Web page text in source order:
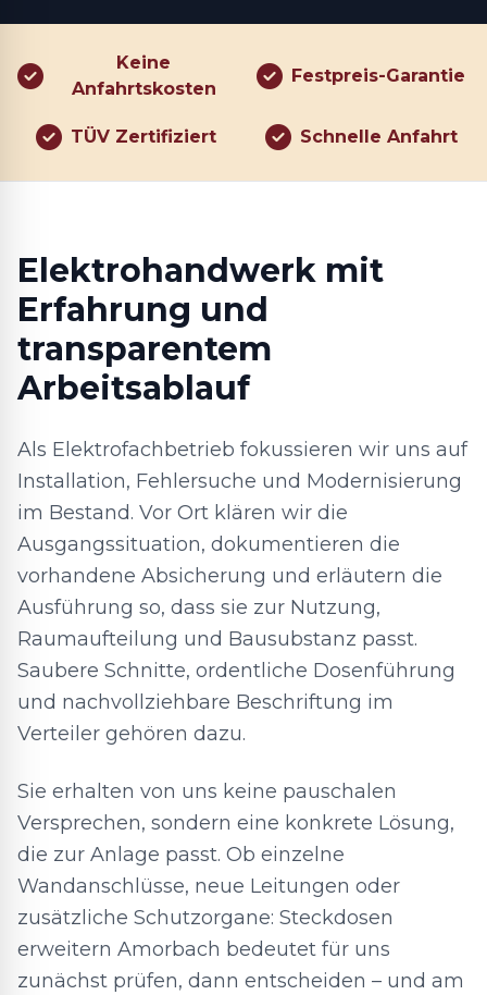
Keine
Anfahrtskosten
Festpreis-Garantie
TÜV Zertifiziert Schnelle Anfahrt
Elektrohandwerk mit
Erfahrung und
transparentem
Arbeitsablauf
Als Elektrofachbetrieb fokussieren wir uns auf
Installation, Fehlersuche und Modernisierung
im Bestand. Vor Ort klären wir die
Ausgangssituation, dokumentieren die
vorhandene Absicherung und erläutern die
Ausführung so, dass sie zur Nutzung,
Raumaufteilung und Bausubstanz passt.
Saubere Schnitte, ordentliche Dosenführung
und nachvollziehbare Beschriftung im
Verteiler gehören dazu.
Sie erhalten von uns keine pauschalen
Versprechen, sondern eine konkrete Lösung,
die zur Anlage passt. Ob einzelne
Wandanschlüsse, neue Leitungen oder
zusätzliche Schutzorgane: Steckdosen
erweitern Amorbach bedeutet für uns
zunächst prüfen, dann entscheiden – und am